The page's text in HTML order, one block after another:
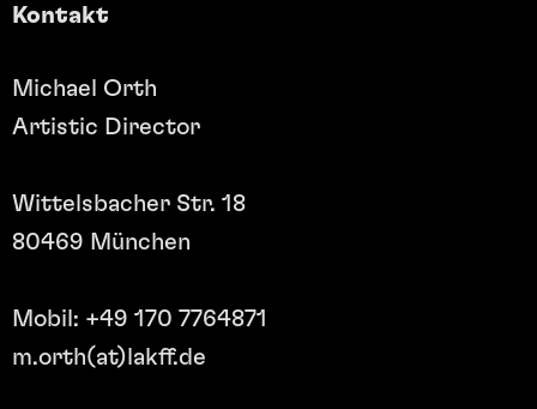
Kontakt
Michael Orth
Artistic Director
Wittelsbacher Str. 18
80469 München
Mobil: +49 170 7764871
m.orth(at)lakff.de